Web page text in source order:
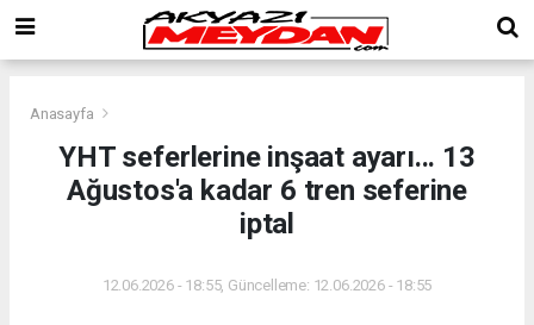
Anasayfa
YHT seferlerine inşaat ayarı... 13
Ağustos'a kadar 6 tren seferine
iptal
12.06.2026 - 18:55, Güncelleme: 12.06.2026 - 18:55